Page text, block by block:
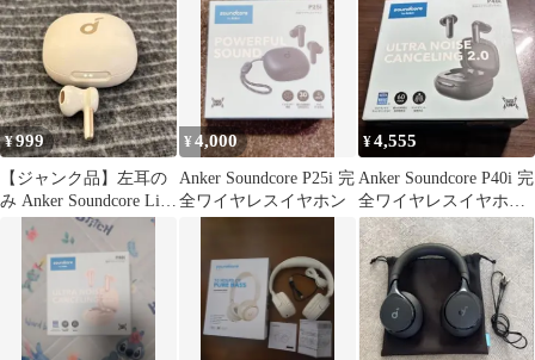
¥999
【ジャンク品】左耳の
み Anker Soundcore Life
Note 3S
¥4,000
Anker Soundcore P25i 完
全ワイヤレスイヤホン
¥4,555
Anker Soundcore P40i 完
全ワイヤレスイヤホン
ブラック